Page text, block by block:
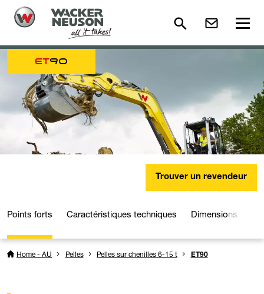
ET90
Trouver un revendeur
Points forts Caractéristiques techniques Dimensions
Home - AU Pelles Pelles sur chenilles 6-15 t ET90